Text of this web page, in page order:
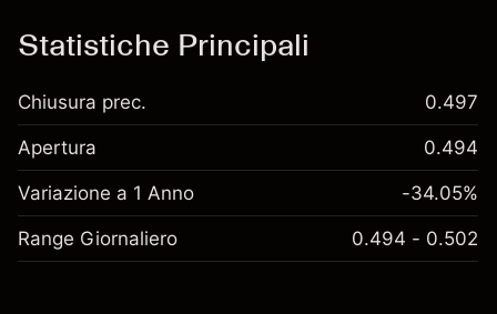
Statistiche Principali
Chiusura prec. 0.497
Apertura 0.494
Variazione a 1 Anno -34.05%
Range Giornaliero 0.494 - 0.502